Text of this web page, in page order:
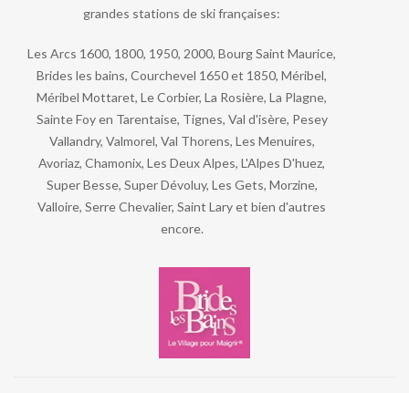
grandes stations de ski françaises:
Les Arcs 1600, 1800, 1950, 2000, Bourg Saint Maurice,
Brides les bains, Courchevel 1650 et 1850, Méribel,
Méribel Mottaret, Le Corbier, La Rosière, La Plagne,
Sainte Foy en Tarentaise, Tignes, Val d'isère, Pesey
Vallandry, Valmorel, Val Thorens, Les Menuires,
Avoriaz, Chamonix, Les Deux Alpes, L'Alpes D'huez,
Super Besse, Super Dévoluy, Les Gets, Morzine,
Valloire, Serre Chevalier, Saint Lary et bien d'autres
encore.